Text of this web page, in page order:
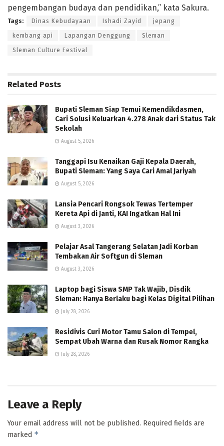
pengembangan budaya dan pendidikan,” kata Sakura.
Tags: Dinas Kebudayaan Ishadi Zayid jepang
kembang api Lapangan Denggung Sleman
Sleman Culture Festival
Related Posts
Bupati Sleman Siap Temui Kemendikdasmen,
Cari Solusi Keluarkan 4.278 Anak dari Status Tak
Sekolah
August 5, 2026
Tanggapi Isu Kenaikan Gaji Kepala Daerah,
Bupati Sleman: Yang Saya Cari Amal Jariyah
August 5, 2026
Lansia Pencari Rongsok Tewas Tertemper
Kereta Api di Janti, KAI Ingatkan Hal Ini
August 3, 2026
Pelajar Asal Tangerang Selatan Jadi Korban
Tembakan Air Softgun di Sleman
August 3, 2026
Laptop bagi Siswa SMP Tak Wajib, Disdik
Sleman: Hanya Berlaku bagi Kelas Digital Pilihan
July 28, 2026
Residivis Curi Motor Tamu Salon di Tempel,
Sempat Ubah Warna dan Rusak Nomor Rangka
July 28, 2026
Leave a Reply
Your email address will not be published. Required fields are
marked *